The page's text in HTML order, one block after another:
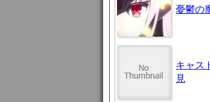
憂鬱の
キャス
見